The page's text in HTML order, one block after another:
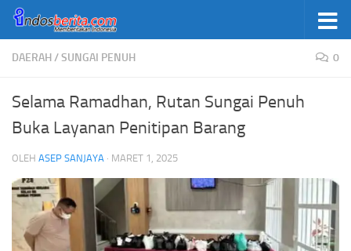
Skip to content
DAERAH/SUNGAI PENUH 0
Selama Ramadhan, Rutan Sungai Penuh
Buka Layanan Penitipan Barang
OLEH ASEP SANJAYA · MARET 1, 2025